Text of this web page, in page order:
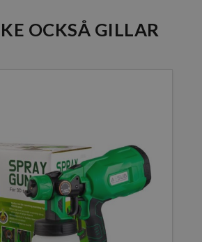
OCKSÅ GILLAR